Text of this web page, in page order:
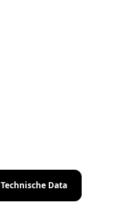
Technische Data